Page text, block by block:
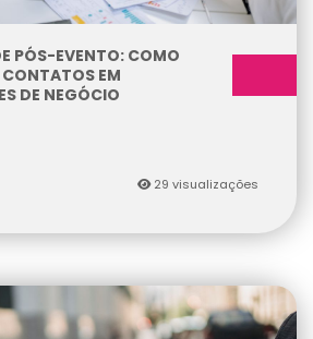
PÓS-EVENTO: COMO
EM
DE NEGÓCIO
29 visualizações